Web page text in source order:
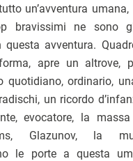
un’avventura
bravissimi ne sono
questa avventura.
apre un altrove,
quotidiano, ordinario,
un ricordo
evocatore, la
Glazunov, la
le porte a questa